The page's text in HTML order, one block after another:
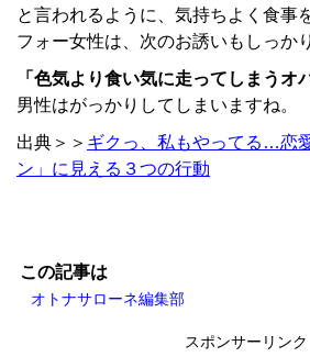
と言われるように、気持ちよく食事
フォー女性は、次のお誘いもしっか
「色気より食い気に走ってしまうオ
男性はがっかりしてしまいますね。
出典＞＞ ギクっ、私もやってる…恋
ン」に見える３つの行動
この記事は
オトナサローネ編集部
スポンサーリンク